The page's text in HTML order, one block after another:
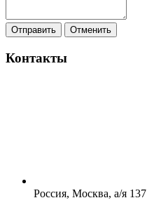
Отправить Отменить
Контакты
Россия, Москва, а/я 137